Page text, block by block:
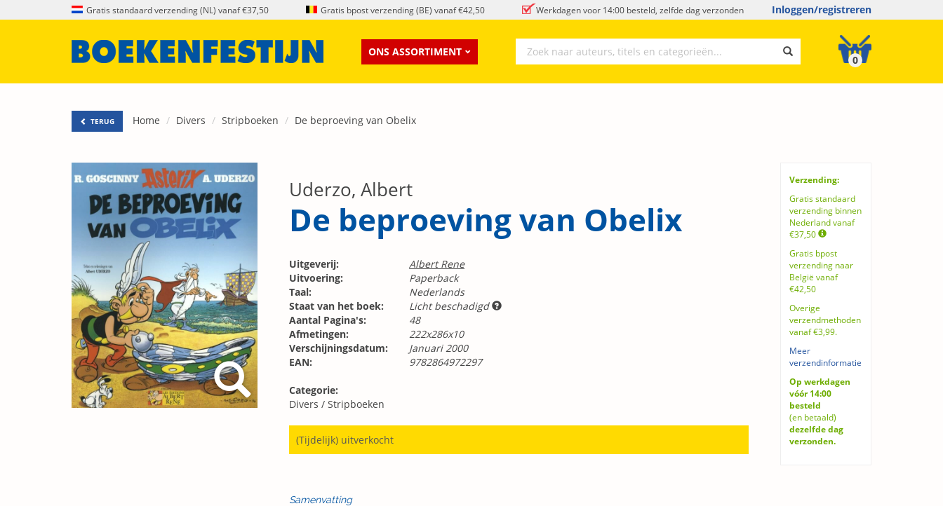
Gratis standaard verzending (NL) vanaf €37,50 Gratis bpost verzending (BE) vanaf €42,50 Werkdagen voor 14:00 besteld, zelfde dag verzonden Inloggen/registreren
ONS ASSORTIMENT
0
TERUG Home Divers Stripboeken De beproeving van Obelix
Verzending:
Gratis standaard
verzending binnen
Nederland vanaf
€37,50
Gratis bpost
verzending naar
België vanaf
€42,50
Overige
verzendmethoden
vanaf €3,99.
Meer
verzendinformatie
Op werkdagen
vóór 14:00
besteld
(en betaald)
dezelfde dag
verzonden.
Uderzo, Albert
De beproeving van Obelix
Uitgeverij:
Albert Rene
Uitvoering:
Paperback
Taal:
Nederlands
Staat van het boek:
Licht beschadigd
Aantal Pagina's:
48
Afmetingen:
222x286x10
Verschijningsdatum:
Januari 2000
EAN:
9782864972297
Categorie:
Divers / Stripboeken
(Tijdelijk) uitverkocht
Samenvatting